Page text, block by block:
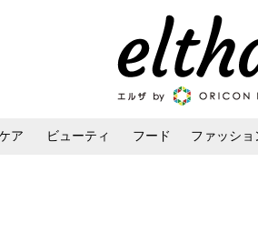
ア ビューティ フード ファッショ